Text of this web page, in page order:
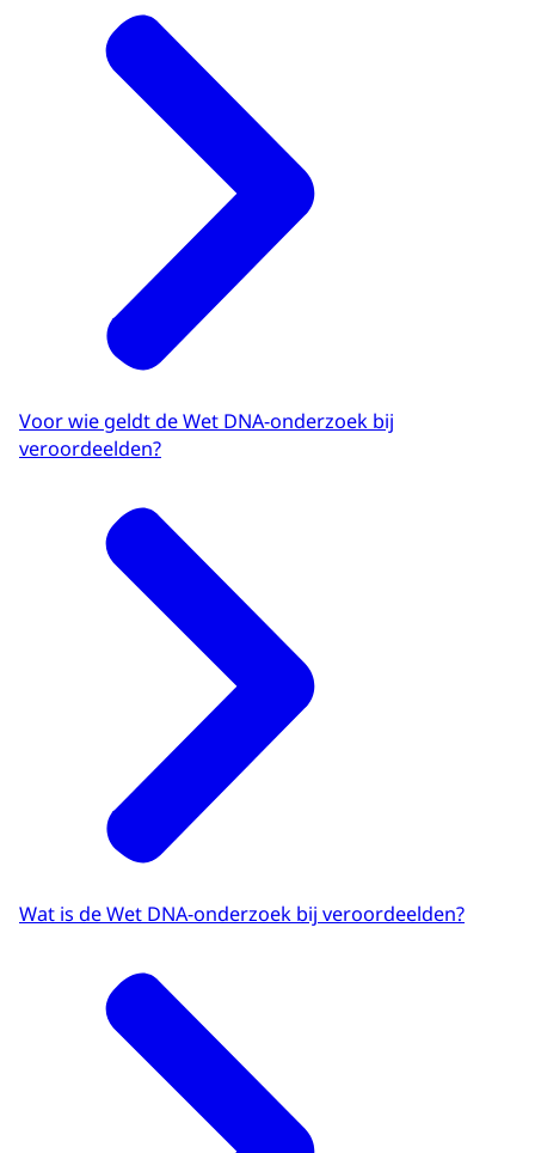
Voor wie geldt de Wet DNA-onderzoek bij
veroordeelden?
Wat is de Wet DNA-onderzoek bij veroordeelden?